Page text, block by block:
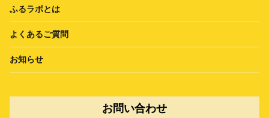
ふるラボとは
よくあるご質問
お知らせ
お問い合わせ